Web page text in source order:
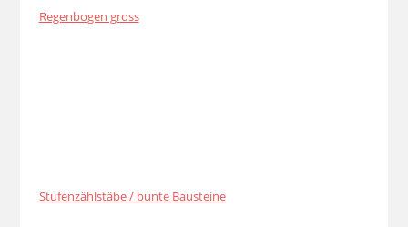
Regenbogen gross
Stufenzählstäbe / bunte Bausteine